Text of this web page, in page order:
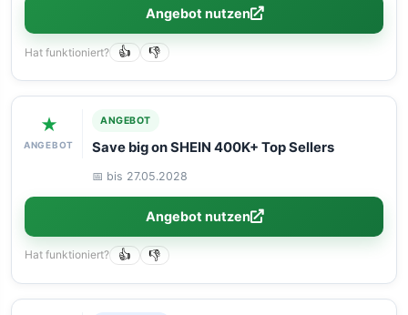
Angebot nutzen
Hat funktioniert? 👍 👎
★
ANGEBOT
ANGEBOT
Save big on SHEIN 400K+ Top Sellers
📅 bis 27.05.2028
Angebot nutzen
Hat funktioniert? 👍 👎